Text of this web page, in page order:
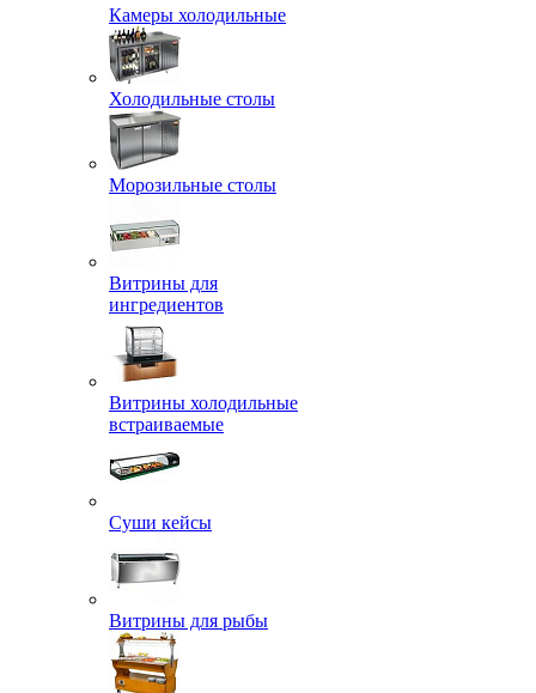
Камеры холодильные
Холодильные столы
Морозильные столы
Витрины для
ингредиентов
Витрины холодильные
встраиваемые
Суши кейсы
Витрины для рыбы